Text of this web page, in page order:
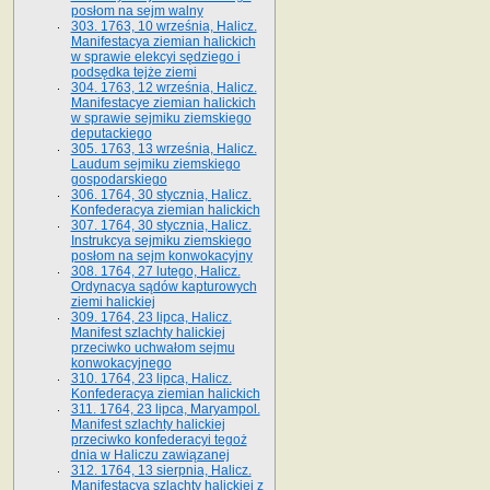
posłom na sejm walny
303. 1763, 10 września, Halicz.
Manifestacya ziemian halickich
w sprawie elekcyi sędziego i
podsędka tejże ziemi
304. 1763, 12 września, Halicz.
Manifestacye ziemian halickich
w sprawie sejmiku ziemskiego
deputackiego
305. 1763, 13 września, Halicz.
Laudum sejmiku ziemskiego
gospodarskiego
306. 1764, 30 stycznia, Halicz.
Konfederacya ziemian halickich
307. 1764, 30 stycznia, Halicz.
Instrukcya sejmiku ziemskiego
posłom na sejm konwokacyjny
308. 1764, 27 lutego, Halicz.
Ordynacya sądów kapturowych
ziemi halickiej
309. 1764, 23 lipca, Halicz.
Manifest szlachty halickiej
przeciwko uchwałom sejmu
konwokacyjnego
310. 1764, 23 lipca, Halicz.
Konfederacya ziemian halickich
311. 1764, 23 lipca, Maryampol.
Manifest szlachty halickiej
przeciwko konfederacyi tegoż
dnia w Haliczu zawiązanej
312. 1764, 13 sierpnia, Halicz.
Manifestacya szlachty halickiej z